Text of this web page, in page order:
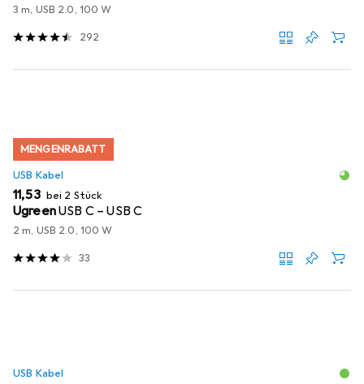
3 m, USB 2.0, 100 W
292
MENGENRABATT
USB Kabel
EUR
11,53 bei 2 Stück
UgreenUSB C – USB C
2 m, USB 2.0, 100 W
33
USB Kabel